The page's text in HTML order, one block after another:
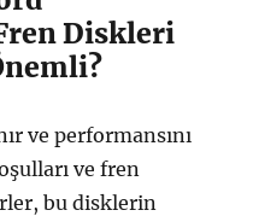
Diskleri
ve performansını
ve fren
bu disklerin